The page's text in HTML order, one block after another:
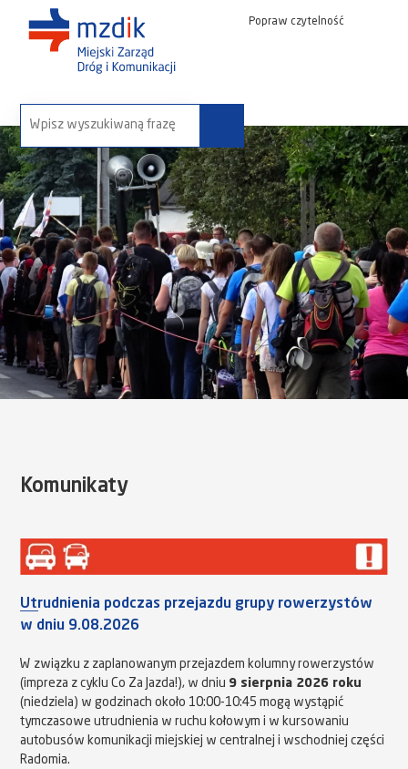
Popraw czytelność
wyszukaj na stronie:
Komunikaty
Utrudnienia podczas przejazdu grupy rowerzystów
w dniu 9.08.2026
W związku z zaplanowanym przejazdem kolumny rowerzystów
(impreza z cyklu Co Za Jazda!), w dniu 9 sierpnia 2026 roku
(niedziela) w godzinach około 10:00-10:45 mogą wystąpić
tymczasowe utrudnienia w ruchu kołowym i w kursowaniu
autobusów komunikacji miejskiej w centralnej i wschodniej części
Radomia.